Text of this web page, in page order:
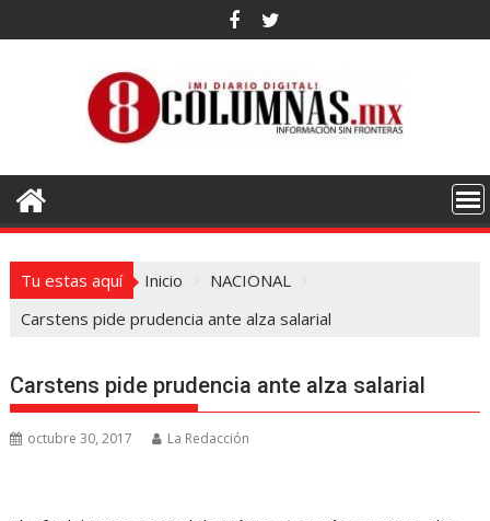
al
Tu estas aquí Inicio
NACIONAL
Carstens pide prudencia ante alza salarial
Carstens pide prudencia ante alza salarial
octubre 30, 2017 La Redacción